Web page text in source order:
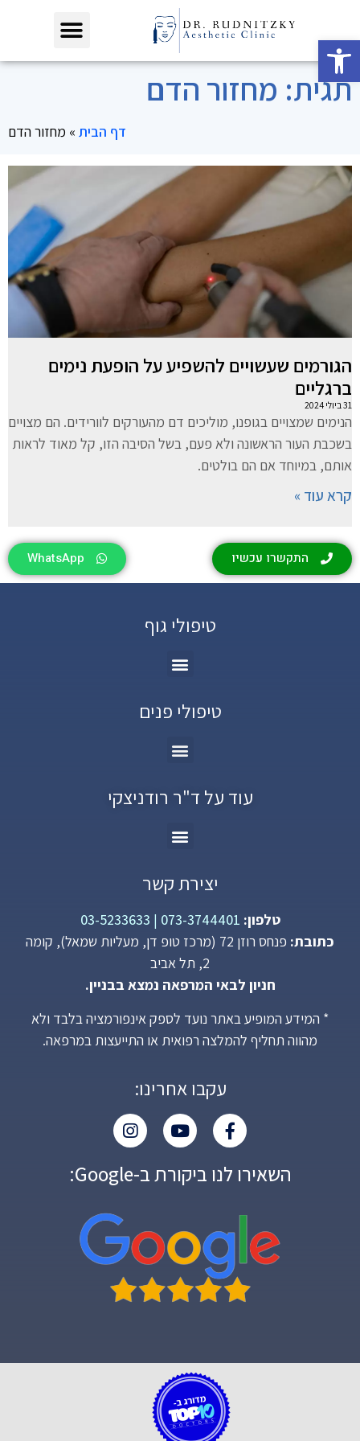
פתח סרגל נגישות
תגית: מחזור הדם
דף הבית » מחזור הדם
הגורמים שעשויים להשפיע על הופעת נימים
ברגליים
31 ביולי 2024
הנימים שמצויים בגופנו, מוליכים דם מהעורקים לוורידים. הם מצויים
בשכבת העור הראשונה ולא פעם, בשל הסיבה הזו, קל מאוד לראות
אותם, במיוחד אם הם בולטים.
קרא עוד »
התקשרו עכשיו WhatsApp
טיפולי גוף
טיפולי פנים
עוד על ד"ר רודניצקי
יצירת קשר
טלפון: 073-3744401
|
03-5233633
כתובת:
פנחס רוזן 72 (מרכז טופ דן, מעליות שמאל), קומה
2, תל אביב
חניון לבאי המרפאה נמצא בבניין.
* המידע המופיע באתר נועד לספק אינפורמציה בלבד ולא
מהווה תחליף להמלצה רפואית או התייעצות במרפאה.
עקבו אחרינו:
השאירו לנו ביקורת ב-Google: